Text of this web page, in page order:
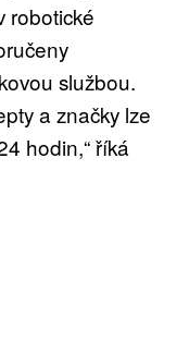
robotické
službou.
a značky lze
hodin,“ říká